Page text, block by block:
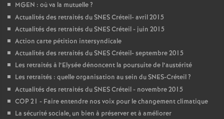
MGEN : où va la mutuelle?
Actualités des retraités duSNESCréteil- avril 2015
Actualités des retraités duSNESCréteil - juin 2015
Action carte pétition intersyndicale
Actualités des retraités duSNESCréteil- septembre 2015
Les retraités à l’Elysée dénoncent la poursuite de l’austérité
Les retraités : quelle organisation au sein duSNES-Créteil?
Actualités des retraités duSNESCréteil - novembre 2015
COP21 - Faire entendre nos voix pour le changement climatique
La sécurité sociale, un bien à préserver et à améliorer